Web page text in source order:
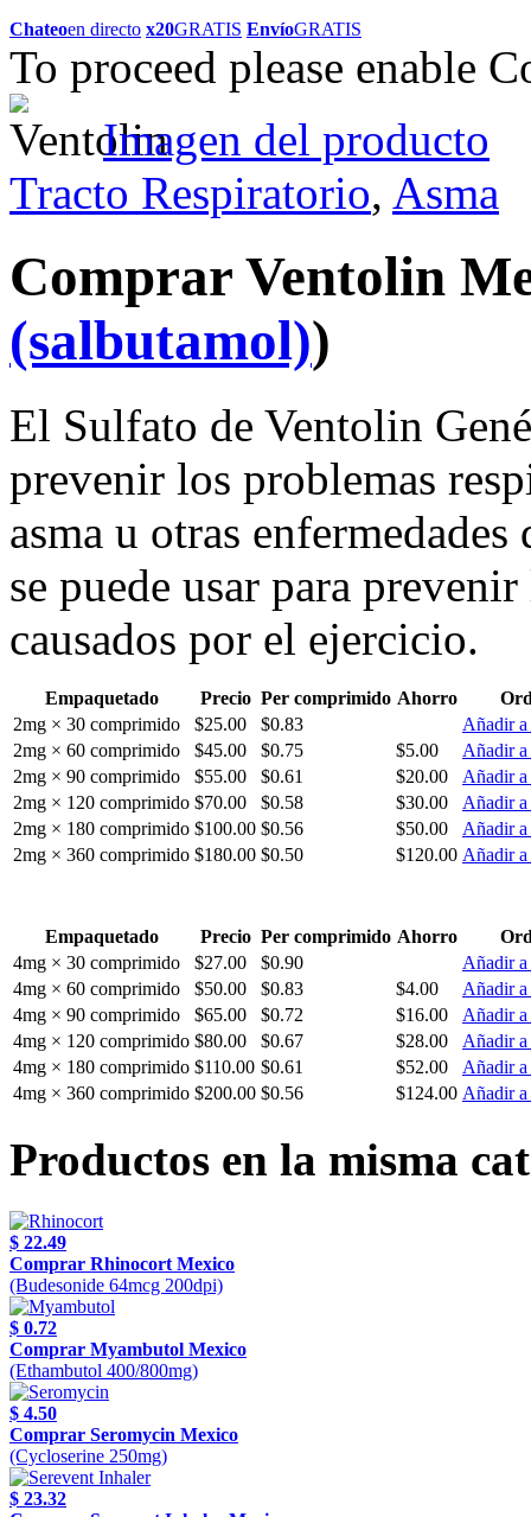
Chateoen directo x20GRATIS EnvíoGRATIS
To proceed please enable
Imagen del producto
Tracto Respiratorio, Asma
Comprar Ventolin
(salbutamol))
El Sulfato de Ventolin
prevenir los problemas
asma u otras
se puede usar para
causados por el ejercicio.
Empaquetado Precio Per comprimido Ahorro
2mg × 30 comprimido
$25.00 $0.83
Añadir a
2mg × 60 comprimido
$45.00 $0.75 $5.00
Añadir a
2mg × 90 comprimido
$55.00 $0.61 $20.00
Añadir a
2mg × 120 comprimido $70.00 $0.58 $30.00
Añadir a
2mg × 180 comprimido $100.00 $0.56 $50.00
Añadir a
2mg × 360 comprimido $180.00 $0.50 $120.00 Añadir a
Empaquetado Precio Per comprimido Ahorro
4mg × 30 comprimido
$27.00 $0.90
Añadir a
4mg × 60 comprimido
$50.00 $0.83 $4.00
Añadir a
4mg × 90 comprimido
$65.00 $0.72 $16.00
Añadir a
4mg × 120 comprimido $80.00 $0.67 $28.00
Añadir a
4mg × 180 comprimido $110.00 $0.61 $52.00
Añadir a
4mg × 360 comprimido $200.00 $0.56 $124.00 Añadir a
Productos en la misma
$ 22.49
Comprar Rhinocort Mexico
(Budesonide 64mcg 200dpi)
$ 0.72
Comprar Myambutol Mexico
(Ethambutol 400/800mg)
$ 4.50
Comprar Seromycin Mexico
(Cycloserine 250mg)
$ 23.32